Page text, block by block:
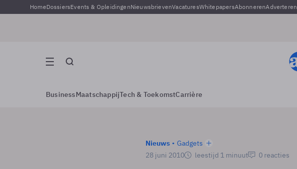
HomeDossiersEvents & OpleidingenNieuwsbrievenVacaturesWhitepapersAbonnerenAdverteren
BusinessMaatschappijTech & ToekomstCarrière
Nieuws
Gadgets
28 juni 2010
leestijd 1 minuut 0 reacties